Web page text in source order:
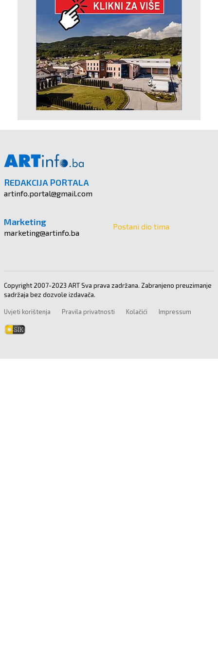
REDAKCIJA PORTALA
artinfo.portal@gmail.com
Marketing
marketing@artinfo.ba
Postani dio tima
Copyright 2007-2023 ART Sva prava zadržana. Zabranjeno preuzimanje
sadržaja bez dozvole izdavača.
Uvjeti korištenja Pravila privatnosti Kolačići Impressum